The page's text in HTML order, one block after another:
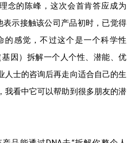
念的陈峰，这次会首肯答应成为
表示接触该公司产品初时，已觉得
的感觉，不过这个是一个科学性
基因）拆解一个人个性、潜能、优
人士的咨询后再走向适合自己的生
我看中它可以帮助到很多朋友的潜